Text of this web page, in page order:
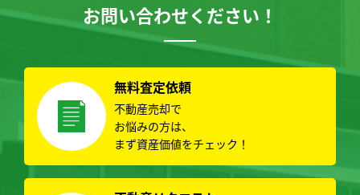
お問い合わせください！
無料査定依頼
不動産売却で
お悩みの方は、
まず資産価値をチェック！